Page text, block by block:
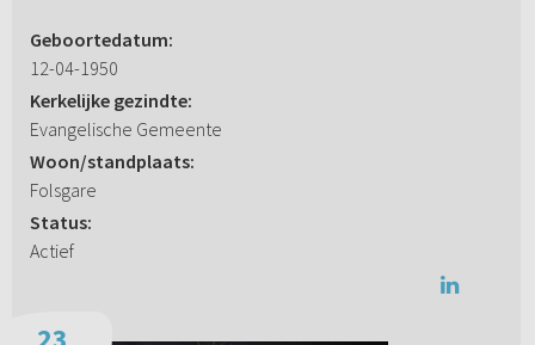
Geboortedatum:
12-04-1950
Kerkelijke gezindte:
Evangelische Gemeente
Woon/standplaats:
Folsgare
Status:
Actief